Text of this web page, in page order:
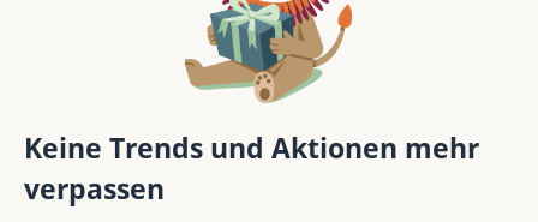
Bewertung schreiben
Keine Trends und Aktionen mehr
verpassen